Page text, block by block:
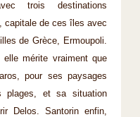
trois destinations
capitale de ces îles avec
de Grèce, Ermoupoli.
elle mérite vraiment que
pour ses paysages
plages, et sa situation
Delos. Santorin enfin,